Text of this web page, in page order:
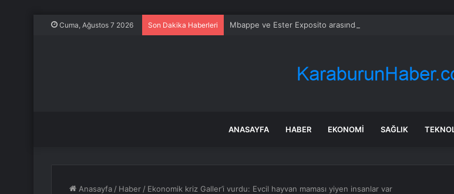
Cuma, Ağustos 7 2026 Son Dakika Haberleri Mbappe ve Ester Exposito arasındaki gizli aşk sosyal medya
ANASAYFA HABER EKONOMI SAĞLIK
Anasayfa / Haber / Ekonomik kriz Galler’i vurdu: Evcil hayvan maması yiyen insanlar var